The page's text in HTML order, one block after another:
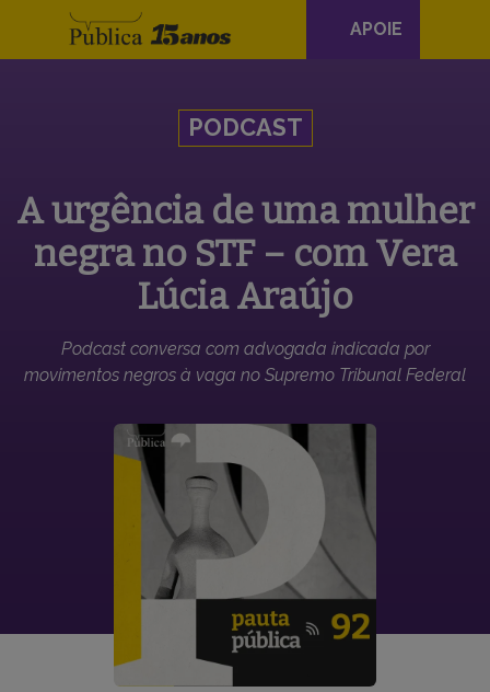
Navegação
principal
APOIE
PODCAST
A urgência de uma mulher
negra no STF – com Vera
Lúcia Araújo
Podcast conversa com advogada indicada por
movimentos negros à vaga no Supremo Tribunal Federal